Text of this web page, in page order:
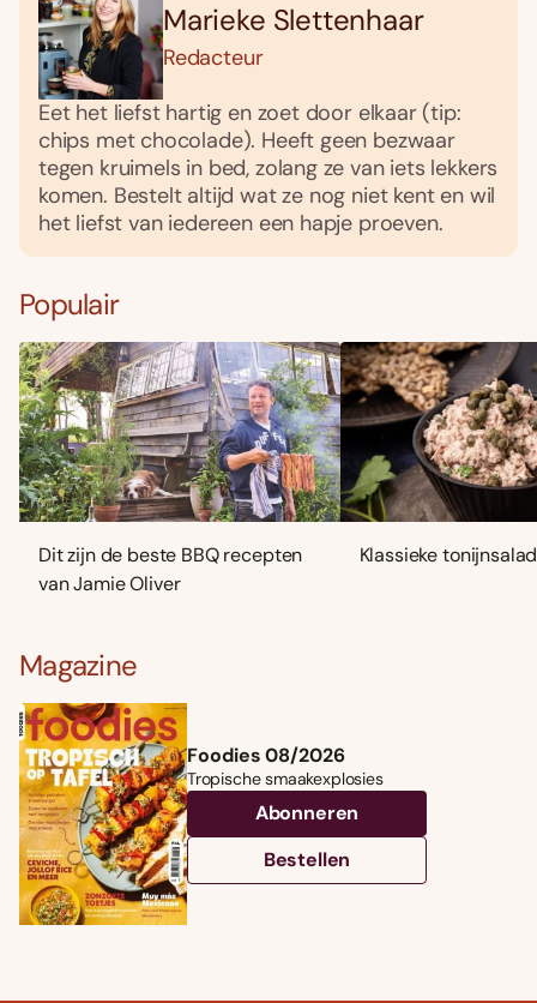
Marieke Slettenhaar
Redacteur
Eet het liefst hartig en zoet door elkaar (tip:
chips met chocolade). Heeft geen bezwaar
tegen kruimels in bed, zolang ze van iets lekkers
komen. Bestelt altijd wat ze nog niet kent en wil
het liefst van iedereen een hapje proeven.
Populair
Dit zijn de beste BBQ recepten
van Jamie Oliver
Klassieke
Magazine
Foodies 08/2026
Tropische smaakexplosies
Abonneren
Bestellen